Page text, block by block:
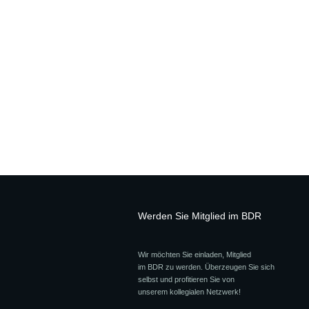
Werden Sie Mitglied im BDR
Wir möchten Sie einladen, Mitglied
im BDR zu werden. Überzeugen Sie sich
selbst und profitieren Sie von
unserem kollegialen Netzwerk!